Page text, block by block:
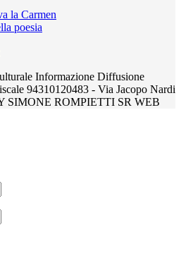
la Carmen
poesia
Informazione Diffusione
94310120483 - Via Jacopo Nardi
SIMONE ROMPIETTI SR WEB